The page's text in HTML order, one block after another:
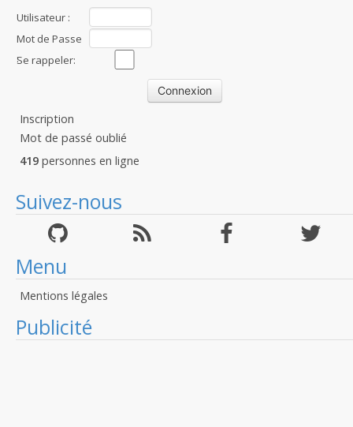
Utilisateur :
Mot de Passe
:Se rappeler:
Inscription
Mot de passé oublié
419 personnes en ligne
Suivez-nous
Menu
Mentions légales
Publicité